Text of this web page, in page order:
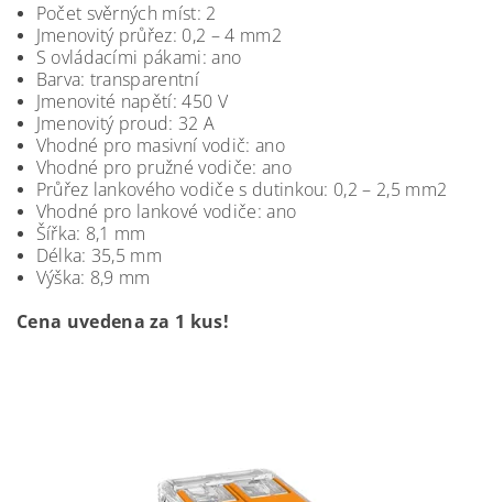
Počet svěrných míst: 2
Jmenovitý průřez: 0,2 – 4 mm2
S ovládacími pákami: ano
Barva: transparentní
Jmenovité napětí: 450 V
Jmenovitý proud: 32 A
Vhodné pro masivní vodič: ano
Vhodné pro pružné vodiče: ano
Průřez lankového vodiče s dutinkou: 0,2 – 2,5 mm2
Vhodné pro lankové vodiče: ano
Šířka: 8,1 mm
Délka: 35,5 mm
Výška: 8,9 mm
Cena uvedena za 1 kus!